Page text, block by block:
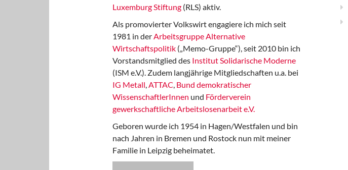
Luxemburg Stiftung (RLS) aktiv.
Als promovierter Volkswirt engagiere ich mich seit
1981 in derArbeitsgruppe Alternative
Wirtschaftspolitik („Memo-Gruppe“), seit 2010 bin ich
Vorstandsmitglied des Institut Solidarische Moderne
(ISM e.V.). Zudem langjährige Mitgliedschaften u.a. bei
IG Metall,ATTAC, Bund demokratischer
WissenschaftlerInnen und Förderverein
gewerkschaftliche Arbeitslosenarbeit e.V.
Geboren wurde ich 1954 in Hagen/Westfalen und bin
nach Jahren in Bremen und Rostock nun mit meiner
Familie in Leipzig beheimatet.